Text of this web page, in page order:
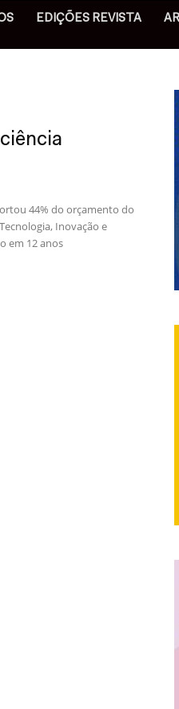
EDIÇÕES REVISTA
44% do orçamento do
Inovação e
em 12 anos